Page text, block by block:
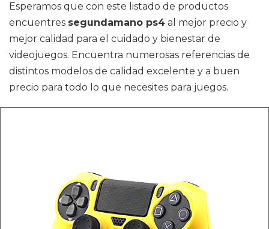
Esperamos que con este listado de productos
encuentres segundamano ps4 al mejor precio y
mejor calidad para el cuidado y bienestar de
videojuegos. Encuentra numerosas referencias de
distintos modelos de calidad excelente y a buen
precio para todo lo que necesites para juegos.